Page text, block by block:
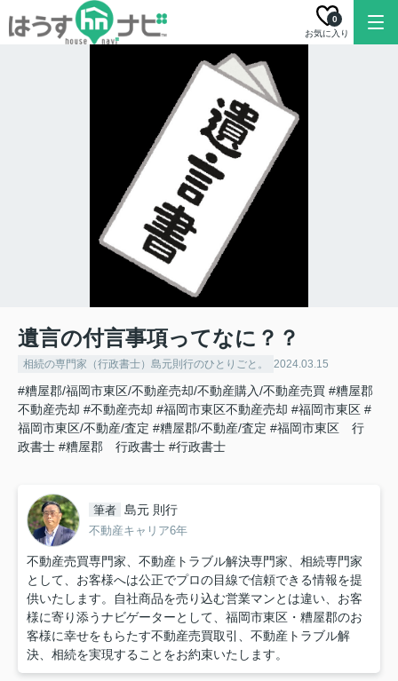
お気に入り
0
遺言の付言事項ってなに？？
相続の専門家（行政書士）島元則行のひとりごと。 2024.03.15
#糟屋郡/福岡市東区/不動産売却/不動産購入/不動産売買 #糟屋郡
不動産売却 #不動産売却 #福岡市東区不動産売却 #福岡市東区 #
福岡市東区/不動産/査定 #糟屋郡/不動産/査定 #福岡市東区 行
政書士 #糟屋郡 行政書士 #行政書士
筆者 島元 則行
不動産キャリア6年
不動産売買専門家、不動産トラブル解決専門家、相続専門家
として、お客様へは公正でプロの目線で信頼できる情報を提
供いたします。自社商品を売り込む営業マンとは違い、お客
様に寄り添うナビゲーターとして、福岡市東区・糟屋郡のお
客様に幸せをもらたす不動産売買取引、不動産トラブル解
決、相続を実現することをお約束いたします。